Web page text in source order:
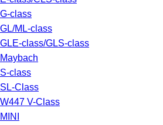
G-class
GL/ML-class
GLE-class/GLS-class
Maybach
S-class
SL-Class
W447 V-Class
MINI